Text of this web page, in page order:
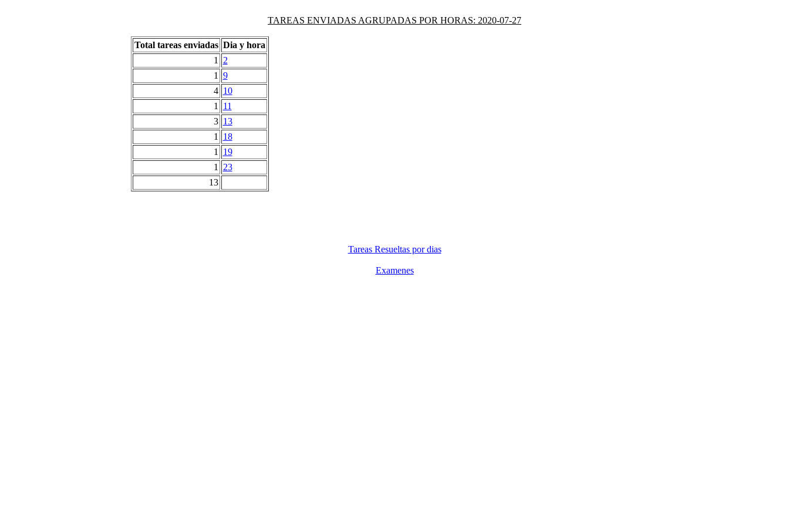
TAREAS ENVIADAS AGRUPADAS POR HORAS: 2020-07-27
Total tareas enviadas Dia y hora
1
2
1
9
4 10
1
11
3 13
1
18
1
19
1
23
13
Tareas Resueltas por dias
Examenes